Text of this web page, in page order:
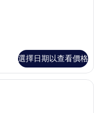
選擇日期以查看價格